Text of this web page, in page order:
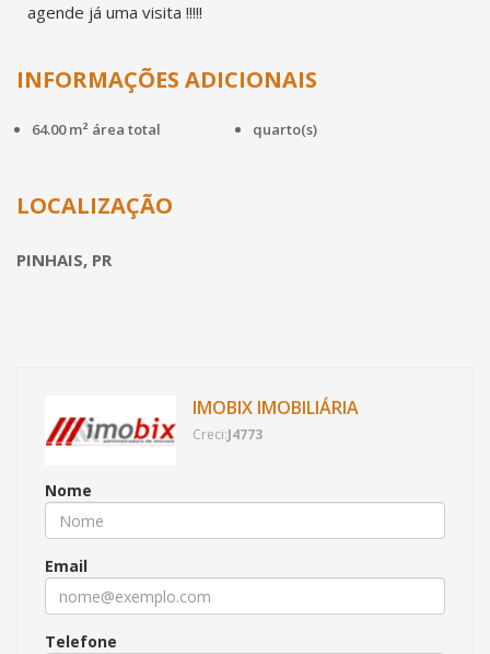
agende já uma visita !!!!!
INFORMAÇÕES ADICIONAIS
64.00 m² área total quarto(s)
LOCALIZAÇÃO
PINHAIS, PR
IMOBIX IMOBILIÁRIA
Creci:J4773
Nome
Email
Telefone